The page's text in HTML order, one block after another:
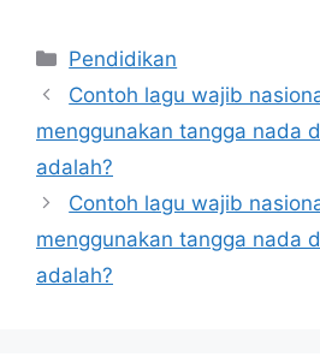
Kategori
Pendidikan
Contoh lagu wajib
menggunakan tangga nada
adalah?
Contoh lagu wajib
menggunakan tangga nada
adalah?